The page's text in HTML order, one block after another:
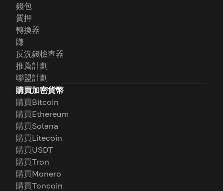
錢包
質押
轉換器
賺
反洗錢檢查器
推薦計劃
聯盟計劃
購買加密貨幣
購買Bitcoin
購買Ethereum
購買Solana
購買Litecoin
購買USDT
購買Tron
購買Monero
購買Toncoin